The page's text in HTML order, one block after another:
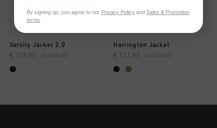
Varsity Jacket 2.0
€ 115,95 € 289,95
Harrington Jacket
€ 111,95 € 279,95
By signing up, you agree to our Privacy Policy and Sales & Promotion
terms